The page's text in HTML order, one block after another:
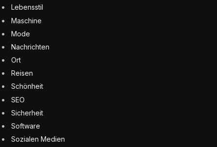
Lebensstil
Maschine
Mode
Nachrichten
Ort
Reisen
Schönheit
SEO
Sicherheit
Software
Sozialen Medien